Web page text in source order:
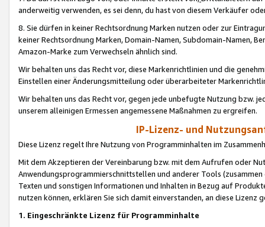
anderweitig verwenden, es sei denn, du hast von diesem Verkäufer
8. Sie dürfen in keiner Rechtsordnung Marken nutzen oder zur
keiner Rechtsordnung Marken, Domain-Namen, Subdomain-Namen,
Amazon-Marke zum Verwechseln ähnlich sind.
Wir behalten uns das Recht vor, diese Markenrichtlinien und die
Einstellen einer Änderungsmitteilung oder überarbeiteter
Wir behalten uns das Recht vor, gegen jede unbefugte Nutzung bzw.
unserem alleinigen Ermessen angemessene Maßnahmen zu ergreifen.
IP-Lizenz- und
Diese Lizenz regelt Ihre Nutzung von Programminhalten im
Mit dem Akzeptieren der Vereinbarung bzw. mit dem Aufrufen oder
Anwendungsprogrammierschnittstellen und anderer Tools (zusammen
Texten und sonstigen Informationen und Inhalten in Bezug auf
nutzen können, erklären Sie sich damit einverstanden, an diese Lizenz
1. Eingeschränkte Lizenz für Programminhalte